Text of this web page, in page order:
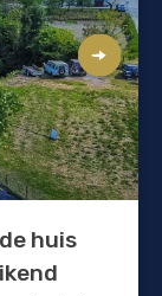
huis